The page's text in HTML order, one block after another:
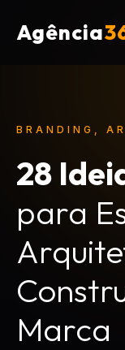
Agência
BRANDING,
28
para
Marca